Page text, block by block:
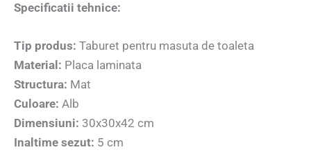
Specificatii tehnice:
Tip produs: Taburet pentru masuta de toaleta
Material: Placa laminata
Structura: Mat
Culoare: Alb
Dimensiuni: 30x30x42 cm
Inaltime sezut: 5 cm